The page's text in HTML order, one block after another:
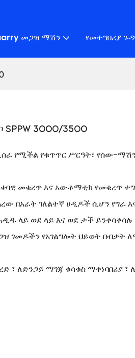
መጋዝ ማሽን የመተግበሪያ
SPPW 3000/3500
የሚችል የቁጥጥር ሥርዓት፣ የሰው-ማሽን
መቁረጥ እና አውቶማቲክ የመቁረጥ
በአራት ገለልተኛ ሀዲዶች ሲሆን የግራ
ላይ ወደ ላይ እና ወደ ታች ይንቀሳቀሳሉ
ገመዶችን የአገልግሎት ህይወት በብቃት
፣ ለድንጋይ ማገጃ ቁሳቁስ